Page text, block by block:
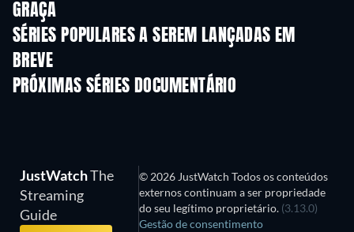
GRAÇA
SÉRIES POPULARES A SEREM LANÇADAS EM
BREVE
PRÓXIMAS SÉRIES DOCUMENTÁRIO
Temporada 1 Temporada 1
JustWatchThe
Streaming
Guide
© 2026 JustWatch Todos os conteúdos
externos continuam a ser propriedade
do seu legítimo proprietário. (3.13.0)
Gestão de consentimento